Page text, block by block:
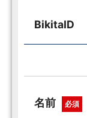
BikitaID
名前 必須